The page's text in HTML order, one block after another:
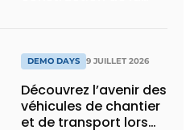
DEMO DAYS 9 JUILLET 2026
Découvrez l’avenir des
véhicules de chantier
et de transport lors